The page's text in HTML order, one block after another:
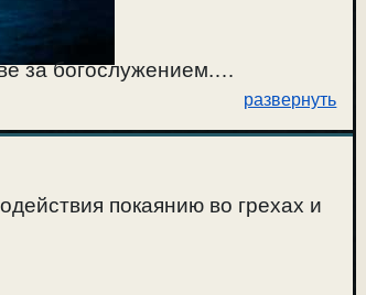
за богослужением.
— Час 1. Ектения Малая.
по 50-нице, О хождении
Христово видевше.
развернуть
покаянию во грехах и